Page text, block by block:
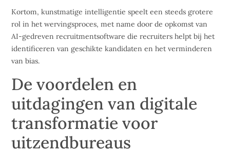
Kortom, kunstmatige intelligentie speelt een steeds grotere
rol in het wervingsproces, met name door de opkomst van
AI-gedreven recruitmentsoftware die recruiters helpt bij het
identificeren van geschikte kandidaten en het verminderen
van bias.
De voordelen en
uitdagingen van digitale
transformatie voor
uitzendbureaus